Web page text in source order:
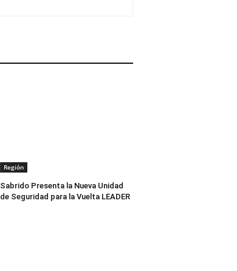
Región
Sabrido Presenta la Nueva Unidad
de Seguridad para la Vuelta LEADER